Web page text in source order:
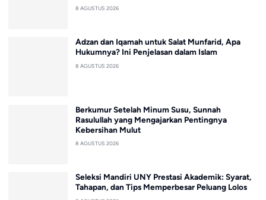
8 AGUSTUS 2026
Adzan dan Iqamah untuk Salat Munfarid, Apa
Hukumnya? Ini Penjelasan dalam Islam
8 AGUSTUS 2026
Berkumur Setelah Minum Susu, Sunnah
Rasulullah yang Mengajarkan Pentingnya
Kebersihan Mulut
8 AGUSTUS 2026
Seleksi Mandiri UNY Prestasi Akademik: Syarat,
Tahapan, dan Tips Memperbesar Peluang Lolos